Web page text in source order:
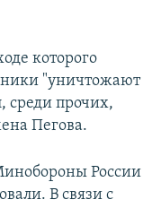
которого
"уничтожают
среди прочих,
Пегова.
России
В связи с